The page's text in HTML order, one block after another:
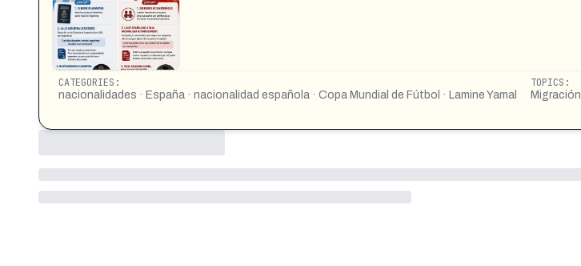
CATEGORIES:
nacionalidades · España · nacionalidad española · Copa Mundial de Fútbol · Lamine Yamal
TOPICS: